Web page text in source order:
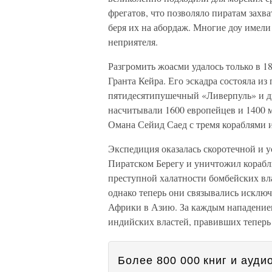
фрегатов, что позволяло пиратам
беря их на абордаж. Многие доу
неприятеля.
Разгромить жоасми удалось только в
Гранта Кейра. Его эскадра состояла
пятидесятипушечный «Ливерпуль»
насчитывали 1600 европейцев и 1400
Омана Сейид Саед с тремя кораблями
Экспедиция оказалась скоротечной
Пиратском Берегу и уничтожил
преступной халатности бомбейских
однако теперь они связывались
Африки в Азию. За каждым
индийских властей, правивших
Более 800 000 книг и